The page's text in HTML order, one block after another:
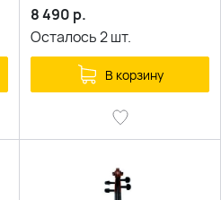
8 490 р.
Осталось2шт.
В корзину